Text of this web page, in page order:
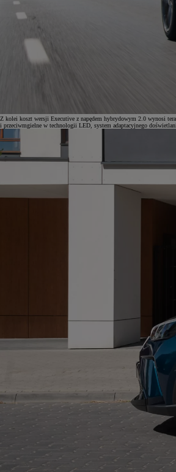
Z kolei koszt wersji Executive z napędem hybrydowym 2.0 wynosi
i przeciwmgielne w technologii LED, system adaptacyjnego